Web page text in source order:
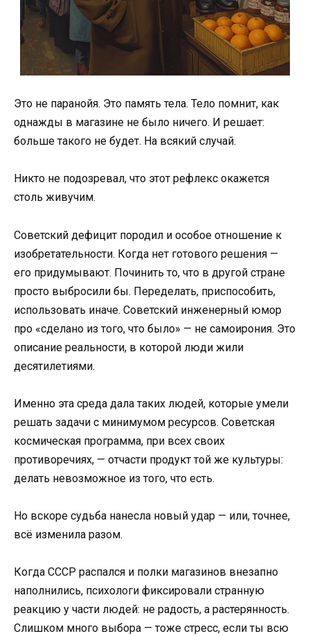
Это не паранойя. Это память тела. Тело помнит, как
однажды в магазине не было ничего. И решает:
больше такого не будет. На всякий случай.
Никто не подозревал, что этот рефлекс окажется
столь живучим.
Советский дефицит породил и особое отношение к
изобретательности. Когда нет готового решения —
его придумывают. Починить то, что в другой стране
просто выбросили бы. Переделать, приспособить,
использовать иначе. Советский инженерный юмор
про «сделано из того, что было» — не самоирония. Это
описание реальности, в которой люди жили
десятилетиями.
Именно эта среда дала таких людей, которые умели
решать задачи с минимумом ресурсов. Советская
космическая программа, при всех своих
противоречиях, — отчасти продукт той же культуры:
делать невозможное из того, что есть.
Но вскоре судьба нанесла новый удар — или, точнее,
всё изменила разом.
Когда СССР распался и полки магазинов внезапно
наполнились, психологи фиксировали странную
реакцию у части людей: не радость, а растерянность.
Слишком много выбора — тоже стресс, если ты всю